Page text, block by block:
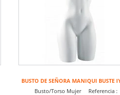
BUSTO DE SEÑORA MANIQUI BUSTE
Busto/Torso Mujer Referencia :